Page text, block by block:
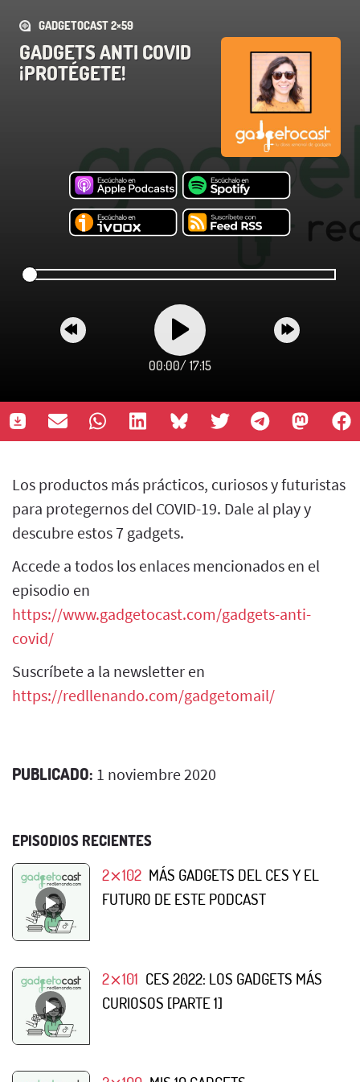
GADGETOCAST 2×59
GADGETS ANTI COVID
¡PROTÉGETE!
00:00/ 17:15
Los productos más prácticos, curiosos y futuristas
para protegernos del COVID-19. Dale al play y
descubre estos 7 gadgets.
Accede a todos los enlaces mencionados en el
episodio en
https://www.gadgetocast.com/gadgets-anti-
covid/
Suscríbete a la newsletter en
https://redllenando.com/gadgetomail/
PUBLICADO: 1 noviembre 2020
EPISODIOS RECIENTES
2⨯102 MÁS GADGETS DEL CES Y EL
FUTURO DE ESTE PODCAST
2⨯101 CES 2022: LOS GADGETS MÁS
CURIOSOS [PARTE 1]